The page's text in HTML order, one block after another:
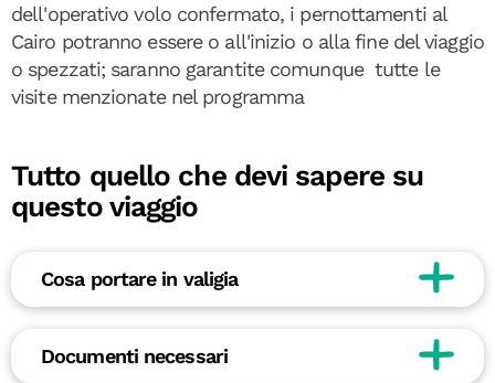
dell'operativo volo confermato, i pernottamenti al
Cairo potranno essere o all'inizio o alla fine del viaggio
o spezzati; saranno garantite comunque tutte le
visite menzionate nel programma
Tutto quello che devi sapere su
questo viaggio
Cosa portare in valigia
Documenti necessari